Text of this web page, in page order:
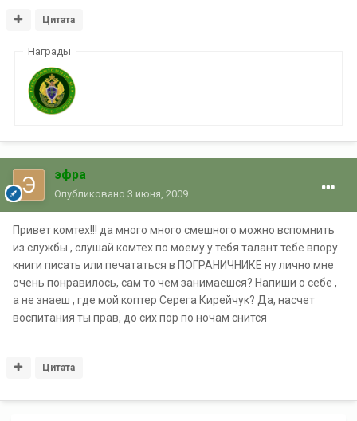
Цитата
Награды
эфра
Опубликовано 3 июня, 2009
Привет комтех!!! да много много смешного можно вспомнить
из службы , слушай комтех по моему у тебя талант тебе впору
книги писать или печататься в ПОГРАНИЧНИКЕ ну лично мне
очень понравилось, сам то чем занимаешся? Напиши о себе ,
а не знаеш , где мой коптер Серега Кирейчук? Да, насчет
воспитания ты прав, до сих пор по ночам снится
Цитата